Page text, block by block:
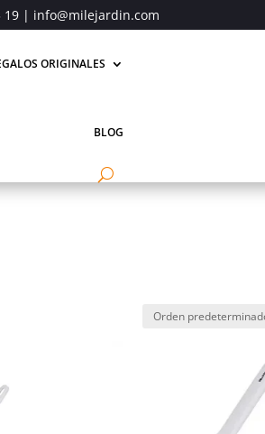
19| info@milejardin.com
ORIGINALES
BLOG